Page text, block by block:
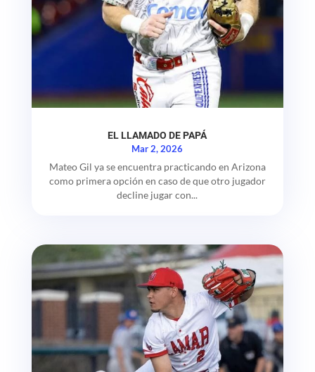
EL LLAMADO DE PAPÁ
Mar 2, 2026
Mateo Gil ya se encuentra practicando en Arizona
como primera opción en caso de que otro jugador
decline jugar con...